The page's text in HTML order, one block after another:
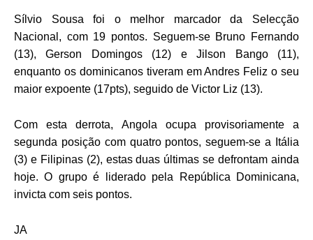
Sílvio Sousa foi o melhor marcador da Selecção
Nacional, com 19 pontos. Seguem-se Bruno Fernando
(13), Gerson Domingos (12) e Jilson Bango (11),
enquanto os dominicanos tiveram em Andres Feliz o seu
maior expoente (17pts), seguido de Victor Liz (13).
Com esta derrota, Angola ocupa provisoriamente a
segunda posição com quatro pontos, seguem-se a Itália
(3) e Filipinas (2), estas duas últimas se defrontam ainda
hoje. O grupo é liderado pela República Dominicana,
invicta com seis pontos.
JA